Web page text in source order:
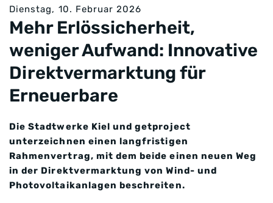
Dienstag, 10. Februar 2026
Mehr Erlössicherheit,
weniger Aufwand: Innovative
Direktvermarktung für
Erneuerbare
Die Stadtwerke Kiel und getproject
unterzeichnen einen langfristigen
Rahmenvertrag, mit dem beide einen neuen Weg
in der Direktvermarktung von Wind- und
Photovoltaikanlagen beschreiten.